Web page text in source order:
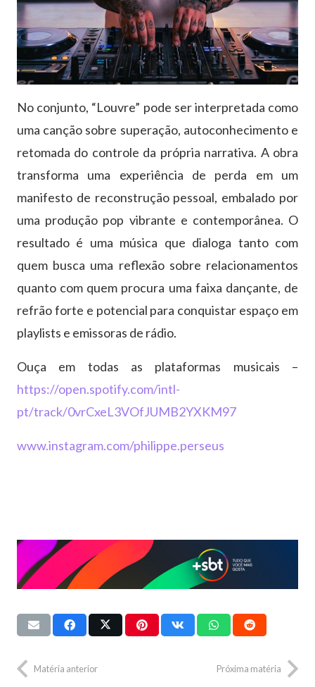
No conjunto, “Louvre” pode ser interpretada como
uma canção sobre superação, autoconhecimento e
retomada do controle da própria narrativa. A obra
transforma uma experiência de perda em um
manifesto de reconstrução pessoal, embalado por
uma produção pop vibrante e contemporânea. O
resultado é uma música que dialoga tanto com
quem busca uma reflexão sobre relacionamentos
quanto com quem procura uma faixa dançante, de
refrão forte e potencial para conquistar espaço em
playlists e emissoras de rádio.
Ouça em todas as plataformas musicais –
https://open.spotify.com/intl-
pt/track/0vrCxeL3VOfJUMB2YXKM97
www.instagram.com/philippe.perseus
Matéria anterior Próxima matéria